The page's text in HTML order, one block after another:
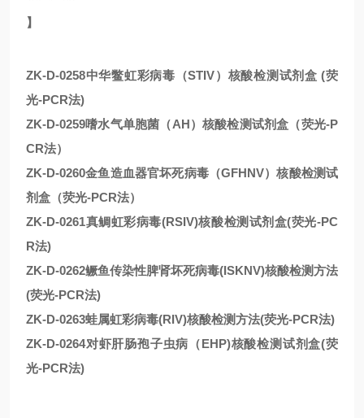
】
ZK-D-0258中华鳖虹彩病毒（STIV）核酸检测试剂盒 (荧
光-PCR法)
ZK-D-0259嗜水气单胞菌（AH）核酸检测试剂盒（荧光-P
CR法）
ZK-D-0260金鱼造血器官坏死病毒（GFHNV）核酸检测试
剂盒（荧光-PCR法）
ZK-D-0261真鲷虹彩病毒(RSIV)核酸检测试剂盒(荧光-PC
R法)
ZK-D-0262鳜鱼传染性脾肾坏死病毒(ISKNV)核酸检测方法
(荧光-PCR法)
ZK-D-0263蛙属虹彩病毒(RIV)核酸检测方法(荧光-PCR法)
ZK-D-0264对虾肝肠孢子虫病（EHP)核酸检测试剂盒(荧
光-PCR法)